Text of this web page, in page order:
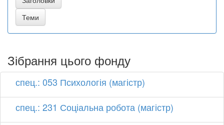
Зібрання цього фонду
спец.: 053 Психологія (магістр)
спец.: 231 Соціальна робота (магістр)